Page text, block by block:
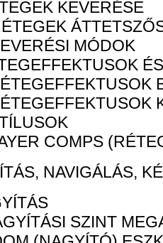
KEVERÉSE
MÓDOK
COMPS
NAVIGÁLÁS,
SZINT